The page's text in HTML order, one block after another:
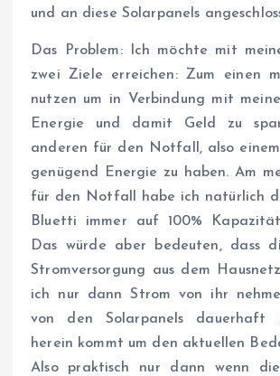
und an diese Solarpanels
Das Problem: Ich möchte mit
zwei Ziele erreichen: Zum einen
nutzen um in Verbindung mit
Energie und damit Geld zu
anderen für den Notfall, also
genügend Energie zu haben. Am
für den Notfall habe ich natürlich
Bluetti immer auf 100%
Das würde aber bedeuten, dass
Stromversorgung aus dem
ich nur dann Strom von ihr
von den Solarpanels dauerhaft
herein kommt um den aktuellen
Also praktisch nur dann wenn